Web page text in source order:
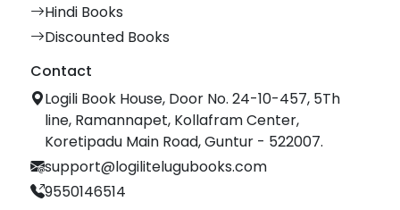
Hindi Books
Discounted Books
Contact
Logili Book House, Door No. 24-10-457, 5Th
line, Ramannapet, Kollafram Center,
Koretipadu Main Road, Guntur - 522007.
support@logilitelugubooks.com
9550146514